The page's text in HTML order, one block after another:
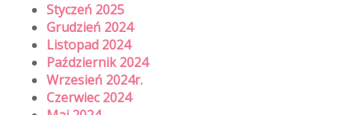
Styczeń 2025
Grudzień 2024
Listopad 2024
Październik 2024
Wrzesień 2024r.
Czerwiec 2024